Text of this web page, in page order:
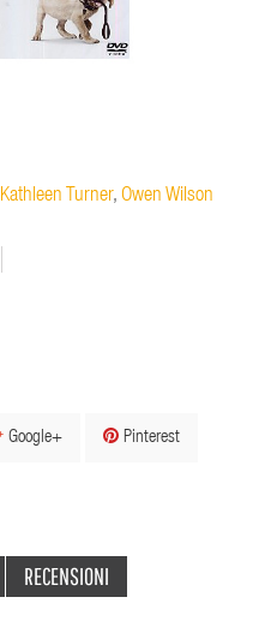
Kathleen Turner, Owen Wilson
Google+ Pinterest
RECENSIONI